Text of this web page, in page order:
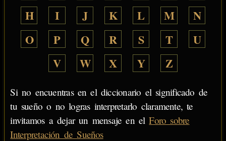
H
I J K L M
N
O
P Q R S T
U
V
W X Y Z
Si no encuentras en el diccionario el significado de
tu sueño o no logras interpretarlo claramente, te
invitamos a dejar un mensaje en elForo sobre
Interpretación de Sueños